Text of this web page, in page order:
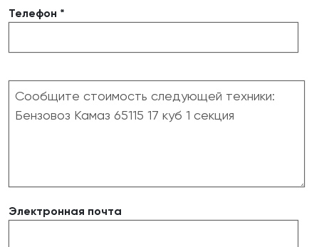
Телефон *
Электронная почта